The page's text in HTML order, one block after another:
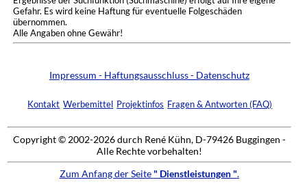
Gefahr. Es wird keine Haftung für eventuelle Folgeschäden
übernommen.
Alle Angaben ohne Gewähr!
Impressum - Haftungsausschluss - Datenschutz
Kontakt Werbemittel Projektinfos Fragen & Antworten (FAQ)
Copyright © 2002-2026 durch René Kühn, D-79426 Buggingen -
Alle Rechte vorbehalten!
Zum Anfang der Seite " Dienstleistungen ".